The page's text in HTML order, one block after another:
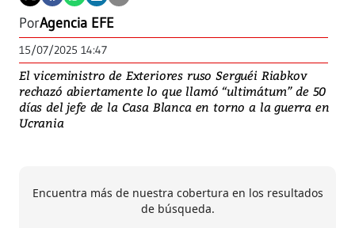
PorAgencia EFE
15/07/2025 14:47
El viceministro de Exteriores ruso Serguéi Riabkov
rechazó abiertamente lo que llamó “ultimátum” de 50
días del jefe de la Casa Blanca en torno a la guerra en
Ucrania
Encuentra más de nuestra cobertura en los resultados
de búsqueda.